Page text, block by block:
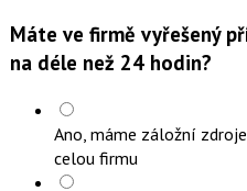
Máte ve firmě vyřešený
na déle než 24 hodin?
Ano, máme záložní
celou firmu